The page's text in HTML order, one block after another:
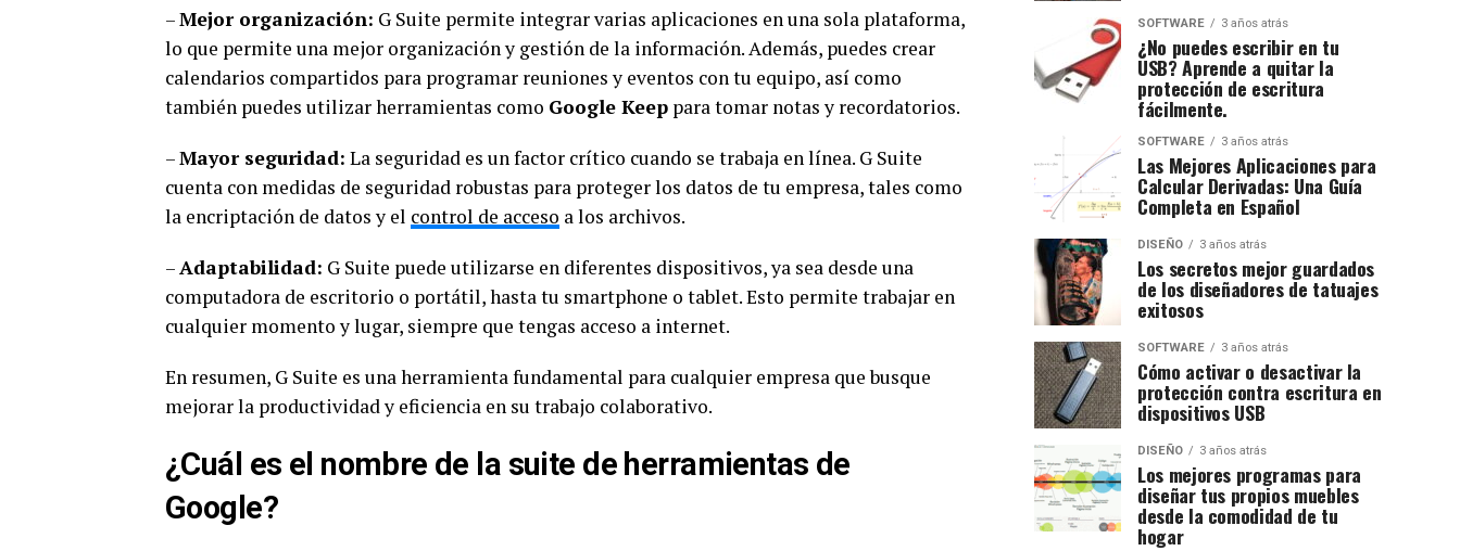
–Mejor organización: G Suite permite integrar varias aplicaciones en una sola plataforma,
lo que permite una mejor organización y gestión de la información. Además, puedes crear
calendarios compartidos para programar reuniones y eventos con tu equipo, así como
también puedes utilizar herramientas como Google Keep para tomar notas y recordatorios.
–Mayor seguridad: La seguridad es un factor crítico cuando se trabaja en línea. G Suite
cuenta con medidas de seguridad robustas para proteger los datos de tu empresa, tales como
la encriptación de datos y el control de acceso a los archivos.
–Adaptabilidad: G Suite puede utilizarse en diferentes dispositivos, ya sea desde una
computadora de escritorio o portátil, hasta tu smartphone o tablet. Esto permite trabajar en
cualquier momento y lugar, siempre que tengas acceso a internet.
En resumen, G Suite es una herramienta fundamental para cualquier empresa que busque
mejorar la productividad y eficiencia en su trabajo colaborativo.
¿Cuál es el nombre de la suite de herramientas de
Google?
SOFTWARE 3 años atrás
¿No puedes escribir en tu
USB? Aprende a quitar la
protección de escritura
fácilmente.
SOFTWARE 3 años atrás
Las Mejores Aplicaciones para
Calcular Derivadas: Una Guía
Completa en Español
DISEÑO 3 años atrás
Los secretos mejor guardados
de los diseñadores de tatuajes
exitosos
SOFTWARE 3 años atrás
Cómo activar o desactivar la
protección contra escritura en
dispositivos USB
DISEÑO 3 años atrás
Los mejores programas para
diseñar tus propios muebles
desde la comodidad de tu
hogar